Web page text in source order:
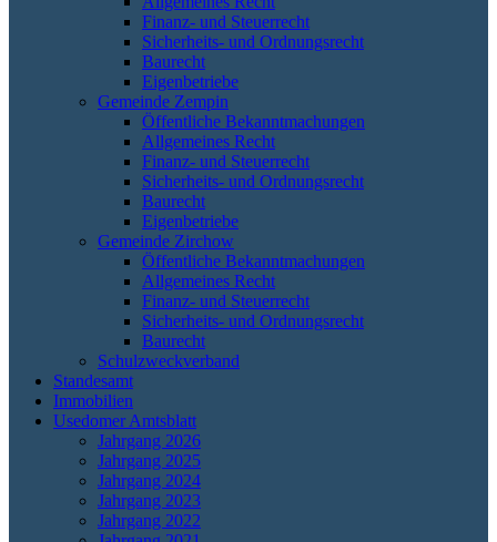
Finanz- und Steuerrecht
Sicherheits- und Ordnungsrecht
Baurecht
Eigenbetriebe
Gemeinde Zempin
Öffentliche Bekanntmachungen
Allgemeines Recht
Finanz- und Steuerrecht
Sicherheits- und Ordnungsrecht
Baurecht
Eigenbetriebe
Gemeinde Zirchow
Öffentliche Bekanntmachungen
Allgemeines Recht
Finanz- und Steuerrecht
Sicherheits- und Ordnungsrecht
Baurecht
Schulzweckverband
Standesamt
Immobilien
Usedomer Amtsblatt
Jahrgang 2026
Jahrgang 2025
Jahrgang 2024
Jahrgang 2023
Jahrgang 2022